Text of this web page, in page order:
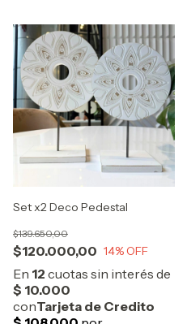
Set x2 Deco Pedestal
$120.000,00
$139.650,00
14% OFF